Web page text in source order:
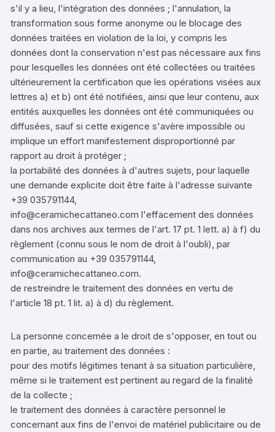
s'il y a lieu, l'intégration des données ; l'annulation, la
transformation sous forme anonyme ou le blocage des
données traitées en violation de la loi, y compris les
données dont la conservation n'est pas nécessaire aux fins
pour lesquelles les données ont été collectées ou traitées
ultérieurement la certification que les opérations visées aux
lettres a) et b) ont été notifiées, ainsi que leur contenu, aux
entités auxquelles les données ont été communiquées ou
diffusées, sauf si cette exigence s'avère impossible ou
implique un effort manifestement disproportionné par
rapport au droit à protéger ;
la portabilité des données à d'autres sujets, pour laquelle
une demande explicite doit être faite à l'adresse suivante
+39 035791144,
info@ceramichecattaneo.com l'effacement des données
dans nos archives aux termes de l'art. 17 pt. 1 lett. a) à f) du
règlement (connu sous le nom de droit à l'oubli), par
communication au +39 035791144,
info@ceramichecattaneo.com.
de restreindre le traitement des données en vertu de
l'article 18 pt. 1 lit. a) à d) du règlement.
La personne concernée a le droit de s'opposer, en tout ou
en partie, au traitement des données :
pour des motifs légitimes tenant à sa situation particulière,
même si le traitement est pertinent au regard de la finalité
de la collecte ;
le traitement des données à caractère personnel le
concernant aux fins de l'envoi de matériel publicitaire ou de